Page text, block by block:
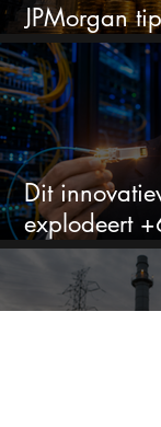
JPMorgan
voor
Dit
explodeert
en blijft